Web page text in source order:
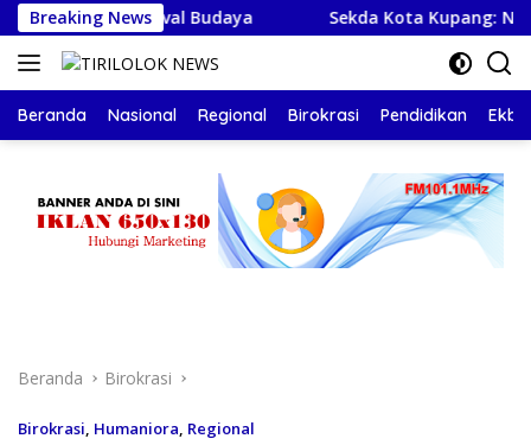
Langsung
ke
konten
Breaking News
Festival Budaya Sekda Kota Kupang: Nelayan
Beranda Nasional Regional Birokrasi Pendidikan Ekbis
Beranda Birokrasi
Birokrasi, Humaniora, Regional